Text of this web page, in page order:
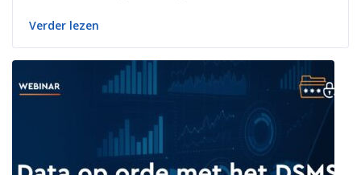
Verder lezen